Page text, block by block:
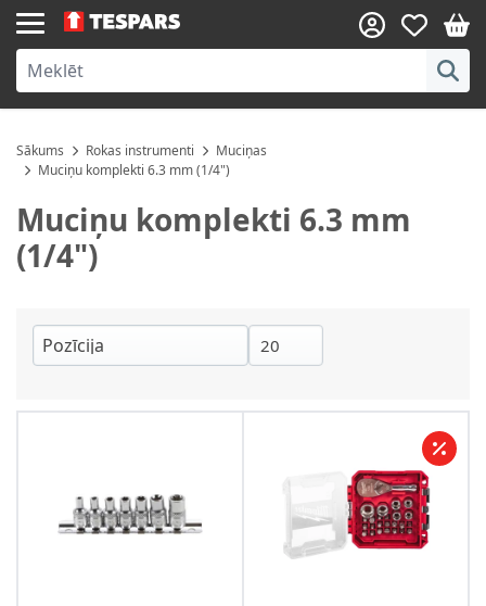
Skip to Content
Sākums Rokas instrumenti
Muciņas
Muciņu komplekti 6.3 mm (1/4")
Muciņu komplekti 6.3 mm
(1/4")